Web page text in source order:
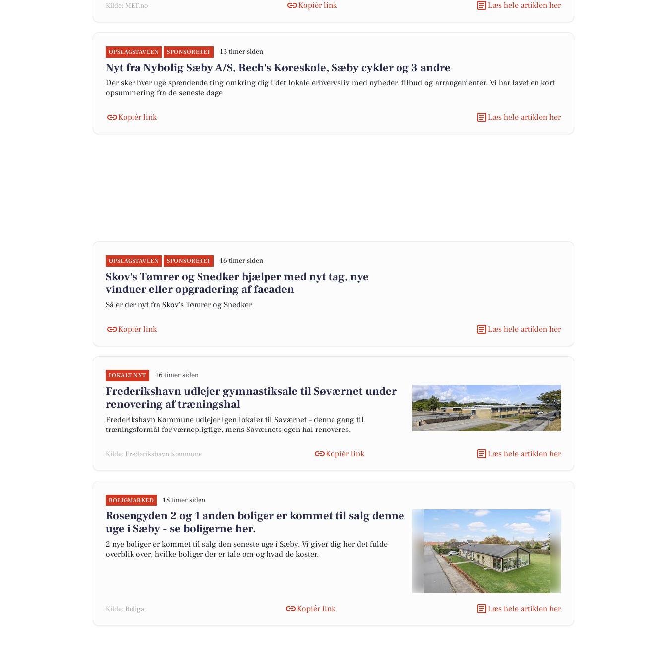
Kilde: MET.no Kopiér link Læs hele artiklen her
OPSLAGSTAVLEN SPONSORERET 13 timer siden
Nyt fra Nybolig Sæby A/S, Bech's Køreskole, Sæby cykler og 3 andre
Der sker hver uge spændende ting omkring dig i det lokale erhvervsliv med nyheder, tilbud og arrangementer. Vi har lavet en kort
opsummering fra de seneste dage
Kopiér link Læs hele artiklen her
OPSLAGSTAVLEN SPONSORERET 16 timer siden
Skov's Tømrer og Snedker hjælper med nyt tag, nye
vinduer eller opgradering af facaden
Så er der nyt fra Skov's Tømrer og Snedker
Kopiér link Læs hele artiklen her
LOKALT NYT 16 timer siden
Frederikshavn udlejer gymnastiksale til Søværnet under
renovering af træningshal
Frederikshavn Kommune udlejer igen lokaler til Søværnet – denne gang til
træningsformål for værnepligtige, mens Søværnets egen hal renoveres.
Kilde: Frederikshavn Kommune Kopiér link Læs hele artiklen her
BOLIGMARKED 18 timer siden
Rosengyden 2 og 1 anden boliger er kommet til salg denne
uge i Sæby - se boligerne her.
2 nye boliger er kommet til salg den seneste uge i Sæby. Vi giver dig her det fulde
overblik over, hvilke boliger der er tale om og hvad de koster.
Kilde: Boliga Kopiér link Læs hele artiklen her